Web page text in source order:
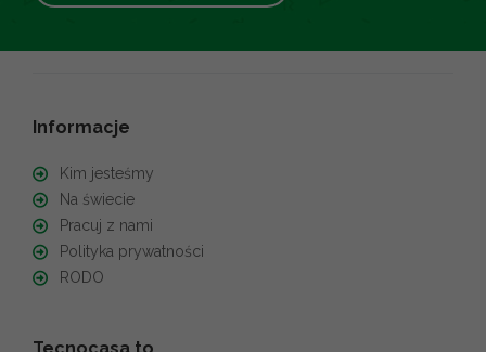
Informacje
Kim jesteśmy
Na świecie
Pracuj z nami
Polityka prywatności
RODO
Tecnocasa to